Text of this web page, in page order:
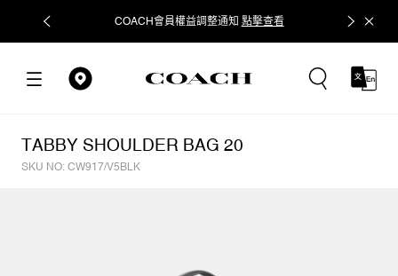
COACH會員權益調整通知 點擊查看 立即追蹤
TABBY SHOULDER BAG 20
SKU NO: CW917/V5BLK